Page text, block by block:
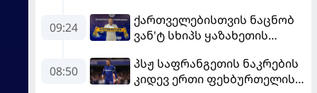
09:24
ქართველებისთვის ნაცნობ
ვან'ტ სხიპს ყაზახეთის
08:50
პსჟ საფრანგეთის ნაკრების
კიდევ ერთი ფეხბურთელის